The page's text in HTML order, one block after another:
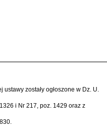
zostały ogłoszone w Dz. U.
i Nr 217, poz. 1429 oraz z